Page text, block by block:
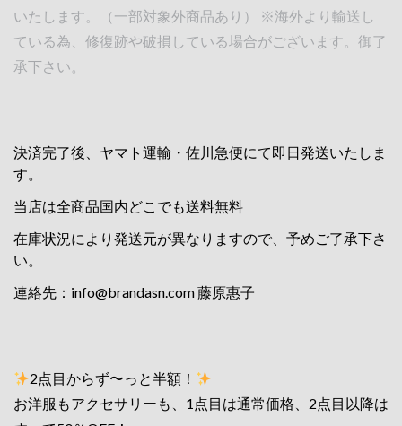
いたします。（一部対象外商品あり） ※海外より輸送し
ている為、修復跡や破損している場合がございます。御了
承下さい。
決済完了後、ヤマト運輸・佐川急便にて即日発送いたしま
す。
当店は全商品国内どこでも送料無料
在庫状況により発送元が異なりますので、予めご了承下さ
い。
連絡先： info@brandasn.com藤原惠子
2点目からず〜っと半額！
お洋服もアクセサリーも、1点目は通常価格、2点目以降は